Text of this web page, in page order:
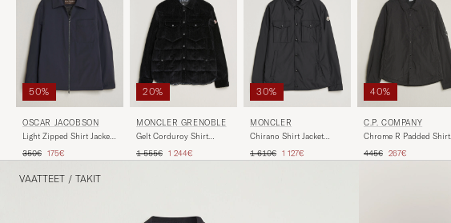
50%
OSCAR JACOBSON
Light Zipped Shirt Jacket
Tavallinen hinta
350€ Alennettu hinta
175€
20%
MONCLER GRENOBLE
Gelt Corduroy Shirt
Tavallinen hinta
1 555€ Alennettu hinta
1 244€
30%
MONCLER
Chirano Shirt Jacket
Tavallinen hinta
1 610€ Alennettu hinta
1 127€
40%
C.P. COMPANY
Chrome R Padded Shirt
Tavallinen hinta
445€ Alennettu hinta
267€
VAATTEET / TAKIT